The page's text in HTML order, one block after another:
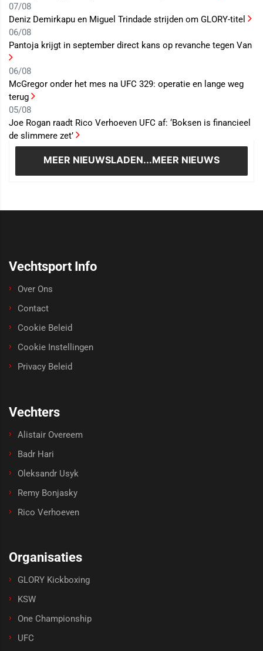
07/08
Deniz Demirkapu en Miguel Trindade strijden om GLORY-titel
06/08
Pantoja krijgt in september direct kans op revanche tegen Van
06/08
McGregor onder het mes na UFC 329: operatie en lange weg
terug
05/08
Joe Rogan raadt Rico Verhoeven UFC af: ‘Boksen is financieel
de slimmere zet’
MEER NIEUWSLADEN...MEER NIEUWS
Vechtsport Info
Over Ons
Contact
Cookie Beleid
Cookie Instellingen
Privacy Beleid
Vechters
Alistair Overeem
Badr Hari
Oleksandr Usyk
Remy Bonjasky
Rico Verhoeven
Organisaties
GLORY Kickboxing
KSW
One Championship
UFC